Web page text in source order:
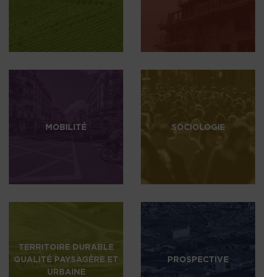
MOBILITÉ SOCIOLOGIE
TERRITOIRE DURABLE
QUALITÉ PAYSAGÈRE ET
URBAINE
PROSPECTIVE